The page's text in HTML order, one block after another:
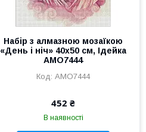
Набір з алмазною мозаїкою
«День і ніч» 40х50 см, Ідейка
AMO7444
AMO7444
452 ₴
В наявності